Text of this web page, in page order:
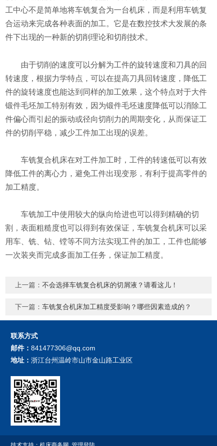
工中心不是简单地将车铣复合为一台机床，而是利用车铣复
合运动来完成各种表面的加工。它是在数控技术大发展的条
件下出现的一种新的切削理论和切削技术。
由于切削的速度可以分解为工件的旋转速度和刀具的回
转速度，根据力学特点，可以在提高刀具回转速度，降低工
件的旋转速度也能达到同样的加工效果，这个特点对于大件
锻件毛坯加工特别有效，因为锻件毛坯速度降低可以消除工
件偏心而引起的振动或径向切削力的周期变化，从而保证工
件的切削平稳，减少工件加工出现的误差。
车铣复合机床在对工件加工时，工件的转速低可以有效
降低工件的离心力，避免工件出现变形，有利于提高零件的
加工精度。
车铣加工中使用较大的纵向给进也可以得到精确的切
割，表面粗糙度也可以得到有效保证，车铣复合机床可以采
用车、铣、钻、镗等不同方法实现工件的加工，工件也能够
一次装夹而完成多面加工任务，保证加工精度。
上一篇：不会选择车铣复合机床的切屑液？请看这儿！
下一篇：车铣复合机床加工精度受影响？哪些因素造成的？
联系方式
邮件：841477306@qq.com
地址：浙江台州温岭市山市金山路工业区